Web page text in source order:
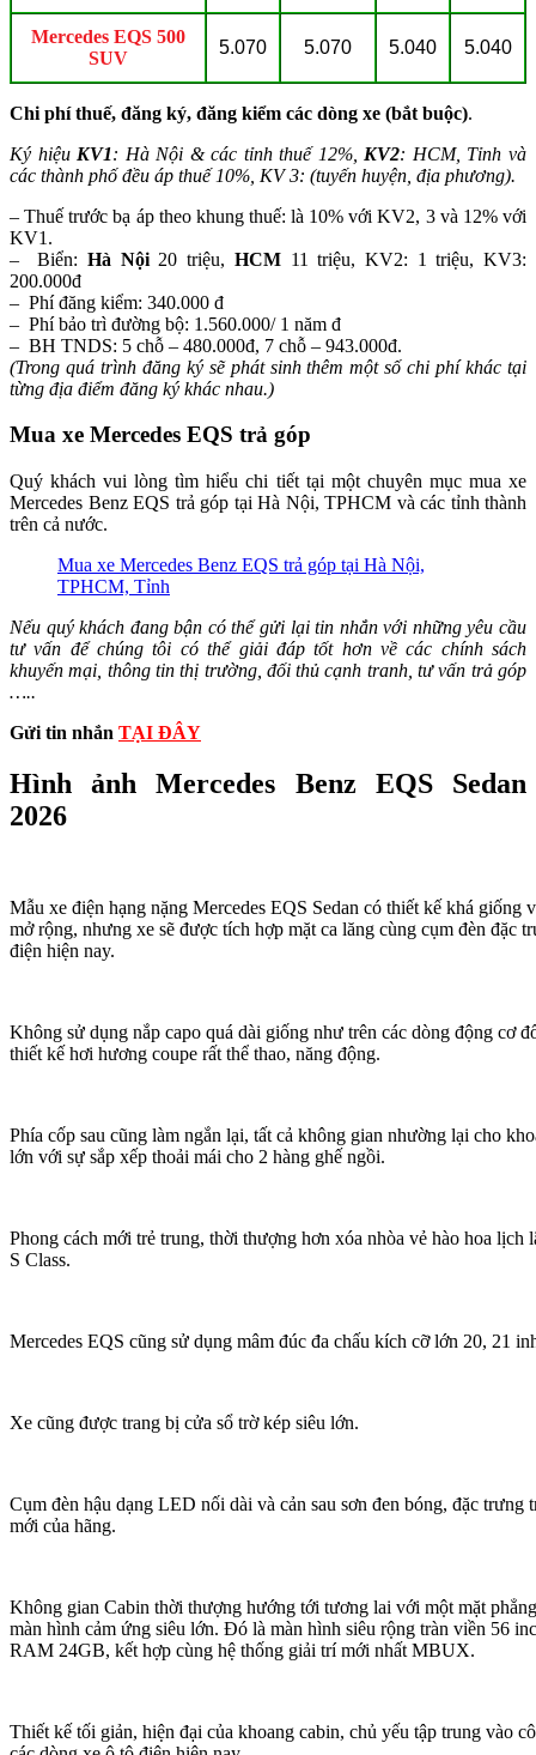
Mercedes EQS 500
SUV
5.070 5.070 5.040 5.040
Chi phí thuế, đăng ký, đăng kiểm các dòng xe (bắt buộc).
Ký hiệu KV1: Hà Nội & các tỉnh thuế 12%, KV2: HCM, Tỉnh và
các thành phố đều áp thuế 10%, KV 3: (tuyến huyện, địa phương).
– Thuế trước bạ áp theo khung thuế: là 10% với KV2, 3 và 12% với
KV1.
– Biển:Hà Nội20 triệu, HCM11 triệu, KV2: 1 triệu, KV3:
200.000đ
– Phí đăng kiểm: 340.000 đ
– Phí bảo trì đường bộ: 1.560.000/ 1 năm đ
– BH TNDS: 5 chỗ – 480.000đ, 7 chỗ – 943.000đ.
(Trong quá trình đăng ký sẽ phát sinh thêm một số chi phí khác tại
từng địa điểm đăng ký khác nhau.)
Mua xe Mercedes EQS trả góp
Quý khách vui lòng tìm hiểu chi tiết tại một chuyên mục mua xe
Mercedes Benz EQS trả góp tại Hà Nội, TPHCM và các tỉnh thành
trên cả nước.
Mua xe Mercedes Benz EQS trả góp tại Hà Nội,
TPHCM, Tỉnh
Nếu quý khách đang bận có thể gửi lại tin nhắn với những yêu cầu
tư vấn để chúng tôi có thể giải đáp tốt hơn về các chính sách
khuyến mại, thông tin thị trường, đối thủ cạnh tranh, tư vấn trả góp
…..
Gửi tin nhắn TẠI ĐÂY
Hình ảnh Mercedes Benz EQS Sedan
2026
Mẫu xe điện hạng nặng Mercedes EQS Sedan có thiết kế khá giống
mở rộng, nhưng xe sẽ được tích hợp mặt ca lăng cùng cụm đèn đặc
điện hiện nay.
Không sử dụng nắp capo quá dài giống như trên các dòng động cơ
thiết kế hơi hương coupe rất thể thao, năng động.
Phía cốp sau cũng làm ngắn lại, tất cả không gian nhường lại cho
lớn với sự sắp xếp thoải mái cho 2 hàng ghế ngồi.
Phong cách mới trẻ trung, thời thượng hơn xóa nhòa vẻ hào hoa lịch
S Class.
Mercedes EQS cũng sử dụng mâm đúc đa chấu kích cỡ lớn 20, 21
Xe cũng được trang bị cửa sổ trờ kép siêu lớn.
Cụm đèn hậu dạng LED nối dài và cản sau sơn đen bóng, đặc trưng
mới của hãng.
Không gian Cabin thời thượng hướng tới tương lai với một mặt
màn hình cảm ứng siêu lớn. Đó là màn hình siêu rộng tràn viền 56
RAM 24GB, kết hợp cùng hệ thống giải trí mới nhất MBUX.
Thiết kế tối giản, hiện đại của khoang cabin, chủ yếu tập trung vào